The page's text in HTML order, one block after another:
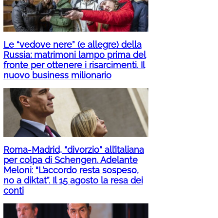
Le “vedove nere” (e allegre) della
Russia: matrimoni lampo prima del
fronte per ottenere i risarcimenti. Il
nuovo business milionario
Roma-Madrid, “divorzio” all’italiana
per colpa di Schengen. Adelante
Meloni: “L’accordo resta sospeso,
no a diktat”. Il 15 agosto la resa dei
conti